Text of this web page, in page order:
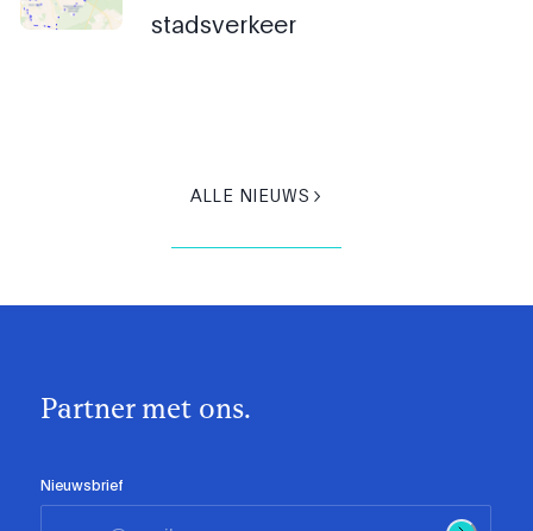
stadsverkeer
ALLE NIEUWS
Partner met ons.
Nieuwsbrief